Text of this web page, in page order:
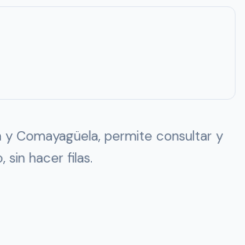
y Comayagüela, permite consultar y
sin hacer filas.